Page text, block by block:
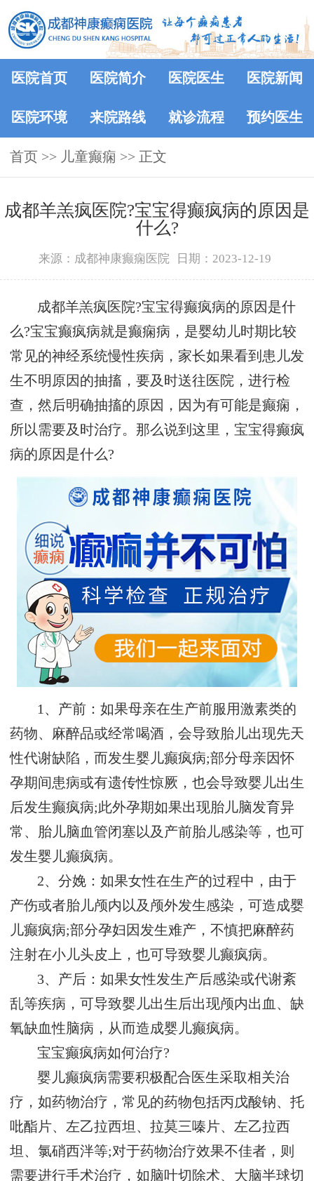
医院首页 医院简介 医院医生 医院新闻
医院环境 来院路线 就诊流程 预约医生
首页 >> 儿童癫痫 >> 正文
成都羊羔疯医院?宝宝得癫疯病的原因是
什么?
来源：成都神康癫痫医院 日期：2023-12-19
成都羊羔疯医院?宝宝得癫疯病的原因是什
么?宝宝癫疯病就是癫痫病，是婴幼儿时期比较
常见的神经系统慢性疾病，家长如果看到患儿发
生不明原因的抽搐，要及时送往医院，进行检
查，然后明确抽搐的原因，因为有可能是癫痫，
所以需要及时治疗。那么说到这里，宝宝得癫疯
病的原因是什么?
1、产前：如果母亲在生产前服用激素类的
药物、麻醉品或经常喝酒，会导致胎儿出现先天
性代谢缺陷，而发生婴儿癫疯病;部分母亲因怀
孕期间患病或有遗传性惊厥，也会导致婴儿出生
后发生癫疯病;此外孕期如果出现胎儿脑发育异
常、胎儿脑血管闭塞以及产前胎儿感染等，也可
发生婴儿癫疯病。
2、分娩：如果女性在生产的过程中，由于
产伤或者胎儿颅内以及颅外发生感染，可造成婴
儿癫疯病;部分孕妇因发生难产，不慎把麻醉药
注射在小儿头皮上，也可导致婴儿癫疯病。
3、产后：如果女性发生产后感染或代谢紊
乱等疾病，可导致婴儿出生后出现颅内出血、缺
氧缺血性脑病，从而造成婴儿癫疯病。
宝宝癫疯病如何治疗?
婴儿癫疯病需要积极配合医生采取相关治
疗，如药物治疗，常见的药物包括丙戊酸钠、托
吡酯片、左乙拉西坦、拉莫三嗪片、左乙拉西
坦、氯硝西泮等;对于药物治疗效果不佳者，则
需要进行手术治疗，如脑叶切除术、大脑半球切